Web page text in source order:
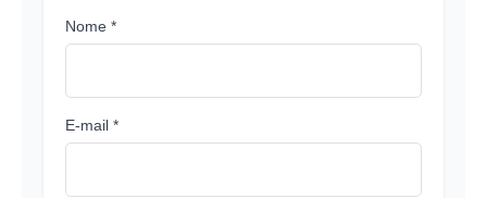
Nome *
E-mail *